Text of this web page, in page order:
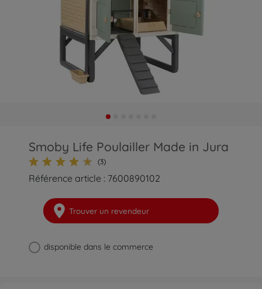
Smoby Life Poulailler Made in Jura
(3)
Référence article : 7600890102
Trouver un revendeur
disponible dans le commerce